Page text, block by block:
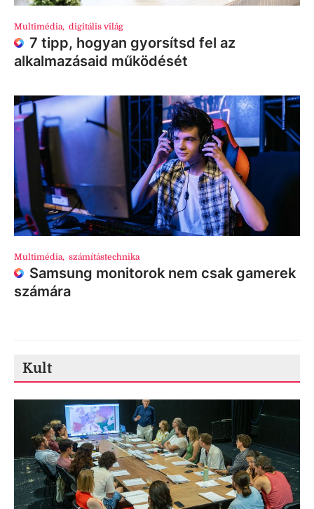
Multimédia, digitális világ
7 tipp, hogyan gyorsítsd fel az
alkalmazásaid működését
Multimédia, számítástechnika
Samsung monitorok nem csak gamerek
számára
Kult